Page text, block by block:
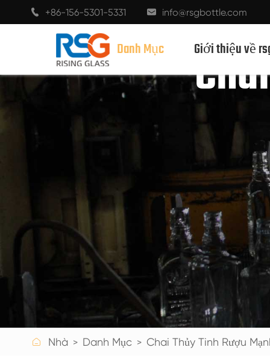
 +86-156-5301-5331  info@rsgbottle.com
Danh Mục
CHAI THỦY TINH RƯỢU MẠNH
CHAI BIA
CHAI DẦU
CHAI NƯỚC GIẢI KHÁT THỦY TINH
CHAI NƯỚC THỦY TINH
LỌ THỦY TINH
Giới thiệu về
 Nhà Danh Mục Chai Thủy Tinh Rượu